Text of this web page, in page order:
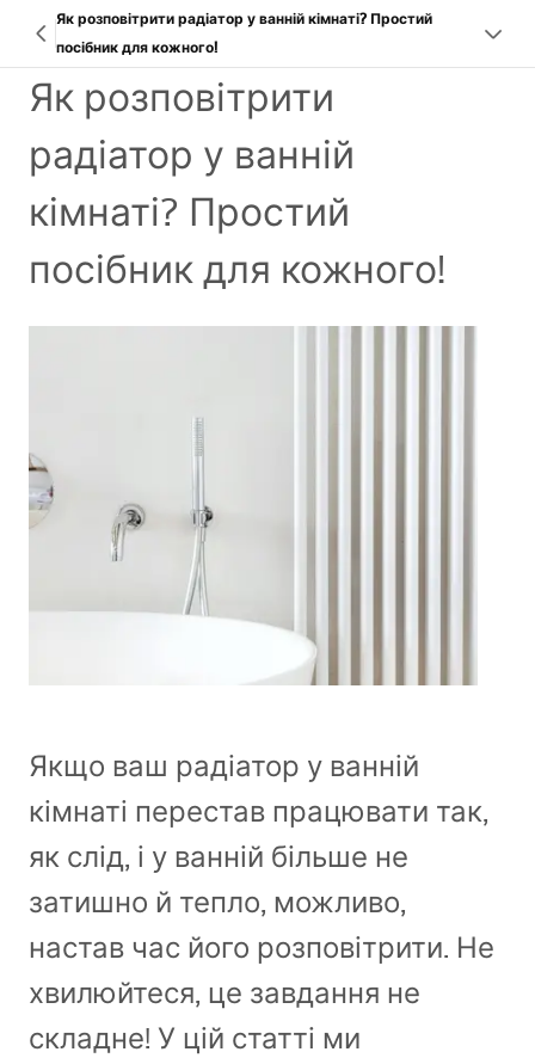
Як розповітрити радіатор у ванній кімнаті? Простий
посібник для кожного!
Як розповітрити
радіатор у ванній
кімнаті? Простий
посібник для кожного!
Якщо ваш радіатор у ванній
кімнаті перестав працювати так,
як слід, і у ванній більше не
затишно й тепло, можливо,
настав час його розповітрити. Не
хвилюйтеся, це завдання не
складне! У цій статті ми